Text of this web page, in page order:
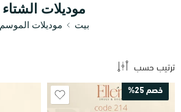
موديلات الشتاء
بيت موديلات الموسم
ترتيب حسب
خصم 25%